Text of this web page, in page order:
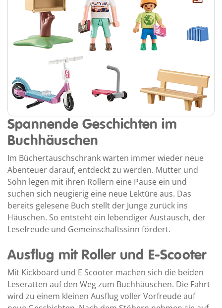
Spannende Geschichten im
Buchhäuschen
Im Büchertauschschrank warten immer wieder neue
Abenteuer darauf, entdeckt zu werden. Mutter und
Sohn legen mit ihren Rollern eine Pause ein und
suchen sich neugierig eine neue Lektüre aus. Das
bereits gelesene Buch stellt der Junge zurück ins
Häuschen. So entsteht ein lebendiger Austausch, der
Lesefreude und Gemeinschaftssinn fördert.
Ausflug mit Roller und E-Scooter
Mit Kickboard und E Scooter machen sich die beiden
Leseratten auf den Weg zum Buchhäuschen. Die Fahrt
wird zu einem kleinen Ausflug voller Vorfreude auf